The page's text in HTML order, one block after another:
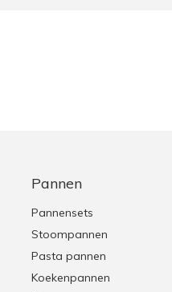
Pannen
Pannensets
Stoompannen
Pasta pannen
Koekenpannen